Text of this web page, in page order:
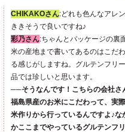
CHIKAKOさん:どれも色んなアレ
ききそうで良いですね♪
彩乃さん:ちゃんとパッケージの裏
米の産地まで書いてあるのはこだ
る感じがしますね。グルテンフリ
品では珍しいと思います。
──そうなんです！こちらの会社さ
福島県産のお米にこだわって、実
米作りから行っているんですよ♪な
かここまでやっているグルテンフ